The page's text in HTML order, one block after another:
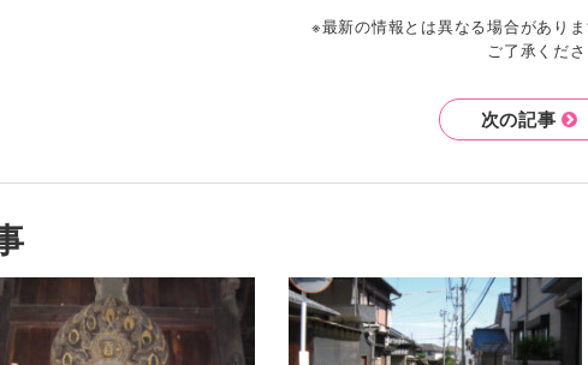
※最新の情報とは異なる場合がありま
ご了承くださ
次の記事